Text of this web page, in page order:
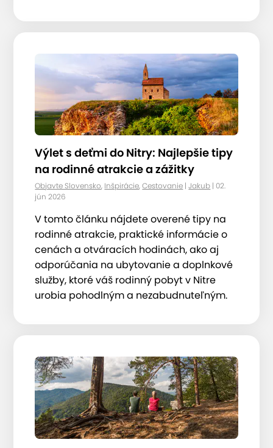
Výlet s deťmi do Nitry: Najlepšie tipy
na rodinné atrakcie a zážitky
Objavte Slovensko, Inšpirácie,Cestovanie |Jakub | 02.
jún 2026
V tomto článku nájdete overené tipy na
rodinné atrakcie, praktické informácie o
cenách a otváracích hodinách, ako aj
odporúčania na ubytovanie a doplnkové
služby, ktoré váš rodinný pobyt v Nitre
urobia pohodlným a nezabudnuteľným.